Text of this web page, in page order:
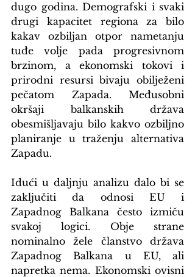
dugo godina. Demografski i svaki
drugi kapacitet regiona za bilo
kakav ozbiljan otpor nametanju
tuđe volje pada progresivnom
brzinom, a ekonomski tokovi i
prirodni resursi bivaju obilježeni
pečatom Zapada. Međusobni
okršaji balkanskih država
obesmišljavaju bilo kakvo ozbiljno
planiranje u traženju alternativa
Zapadu.
Idući u daljnju analizu dalo bi se
zaključiti da odnosi EU i
Zapadnog Balkana često izmiču
svakoj logici. Obje strane
nominalno žele članstvo država
Zapadnog Balkana u EU, ali
napretka nema. Ekonomski ovisni